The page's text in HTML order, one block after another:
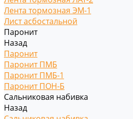
Лента тормозная ЭМ-1
Лист асбостальной
Паронит
Назад
Паронит
Паронит ПМБ
Паронит ПМБ-1
Паронит ПОН-Б
Сальниковая набивка
Назад